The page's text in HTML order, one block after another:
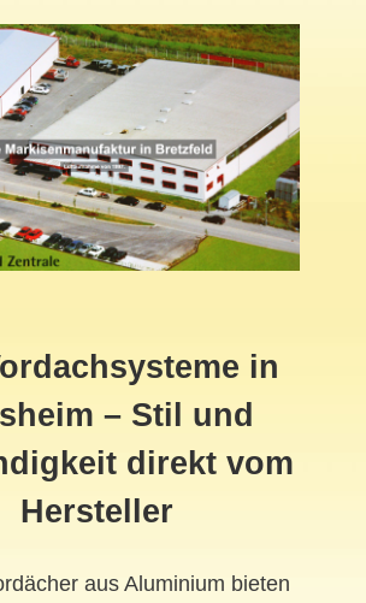
in
– Stil und
direkt vom
Hersteller
aus Aluminium bieten